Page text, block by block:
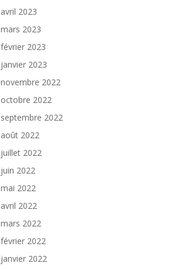
avril 2023
mars 2023
février 2023
janvier 2023
novembre 2022
octobre 2022
septembre 2022
août 2022
juillet 2022
juin 2022
mai 2022
avril 2022
mars 2022
février 2022
janvier 2022